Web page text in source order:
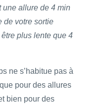
une allure de 4 min
de votre sortie
plus lente que 4
ne s’habitue pas à
pour des allures
bien pour des